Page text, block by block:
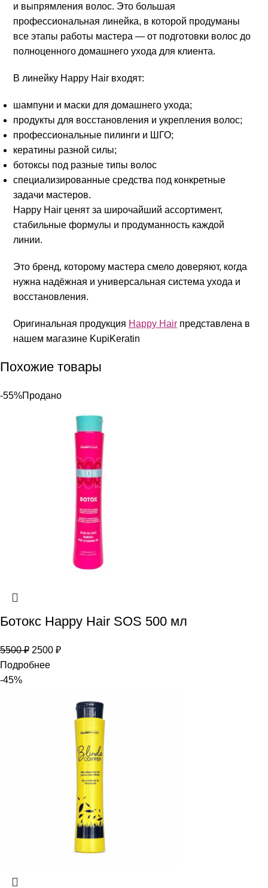
и выпрямления волос. Это большая
профессиональная линейка, в которой продуманы
все этапы работы мастера — от подготовки волос до
полноценного домашнего ухода для клиента.
В линейку Happy Hair входят:
шампуни и маски для домашнего ухода;
продукты для восстановления и укрепления волос;
профессиональные пилинги и ШГО;
кератины разной силы;
ботоксы под разные типы волос
специализированные средства под конкретные
задачи мастеров.
Happy Hair ценят за широчайший ассортимент,
стабильные формулы и продуманность каждой
линии.
Это бренд, которому мастера смело доверяют, когда
нужна надёжная и универсальная система ухода и
восстановления.
Оригинальная продукция Happy Hair представлена в
нашем магазине KupiKeratin
Похожие товары
-55%Продано
Ботокс Happy Hair SOS 500 мл
5500₽ 2500 ₽
Подробнее
-45%